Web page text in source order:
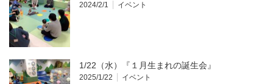
2024/2/1 イベント
1/22（水）『１月生まれの誕生会』
2025/1/22 イベント